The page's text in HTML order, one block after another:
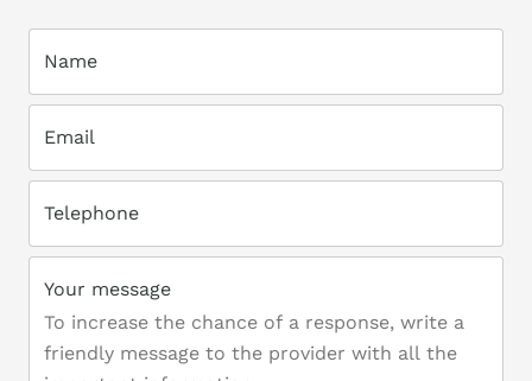
Name
Email
Telephone
Your message